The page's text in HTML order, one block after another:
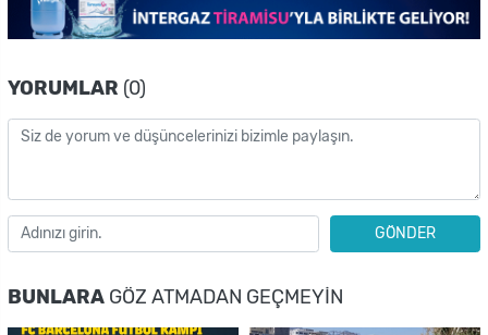
YORUMLAR (0)
GÖNDER
BUNLARA GÖZ ATMADAN GEÇMEYIN